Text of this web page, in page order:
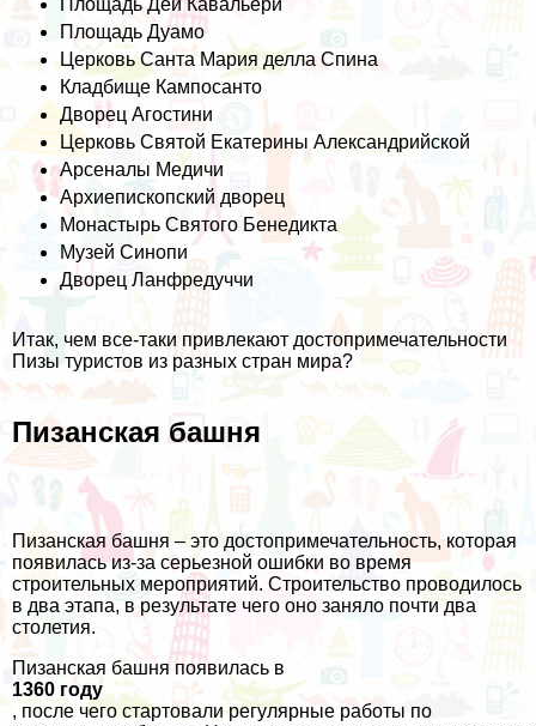
Площадь Дуамо
Церковь Санта Мария делла Спина
Кладбище Кампосанто
Дворец Агостини
Церковь Святой Екатерины Александрийской
Арсеналы Медичи
Архиепископский дворец
Монастырь Святого Бенедикта
Музей Синопи
Дворец Ланфредуччи
Итак, чем все-таки привлекают достопримечательности
Пизы туристов из разных стран мира?
Пизанская башня
Пизанская башня – это достопримечательность, которая
появилась из-за серьезной ошибки во время
строительных мероприятий. Строительство проводилось
в два этапа, в результате чего оно заняло почти два
столетия.
Пизанская башня появилась в
1360 году
, после чего стартовали регулярные работы по